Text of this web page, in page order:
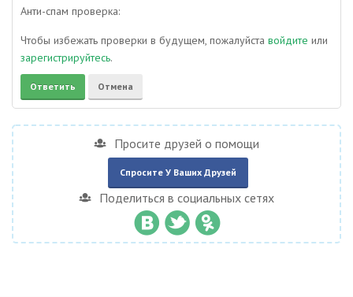
Анти-спам проверка:
Чтобы избежать проверки в будущем, пожалуйста войдите или
зарегистрируйтесь.
Просите друзей о помощи
Спросите У Ваших Друзей
Поделиться в социальных сетях